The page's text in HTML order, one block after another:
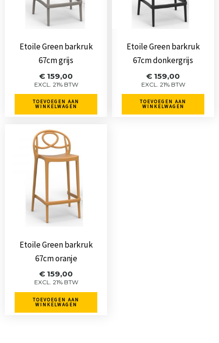
Etoile Green barkruk
67cm grijs
€ 159,00
EXCL. 21% BTW
TOEVOEGEN AAN
WINKELWAGEN
Etoile Green barkruk
67cm donkergrijs
€ 159,00
EXCL. 21% BTW
TOEVOEGEN AAN
WINKELWAGEN
Etoile Green barkruk
67cm oranje
€ 159,00
EXCL. 21% BTW
TOEVOEGEN AAN
WINKELWAGEN